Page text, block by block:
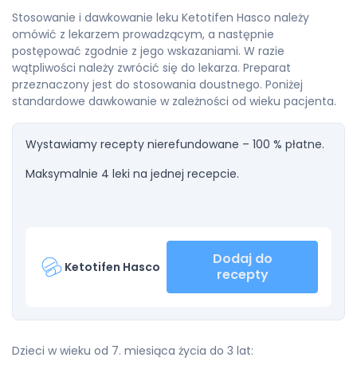
Stosowanie i dawkowanie leku Ketotifen Hasco należy
omówić z lekarzem prowadzącym, a następnie
postępować zgodnie z jego wskazaniami. W razie
wątpliwości należy zwrócić się do lekarza. Preparat
przeznaczony jest do stosowania doustnego. Poniżej
standardowe dawkowanie w zależności od wieku pacjenta.
Wystawiamy recepty nierefundowane – 100 % płatne.
Maksymalnie 4 leki na jednej recepcie.
Ketotifen Hasco
Dodaj do
recepty
Dzieci w wieku od 7. miesiąca życia do 3 lat: